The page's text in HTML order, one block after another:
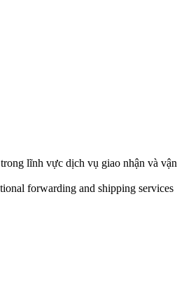
lĩnh vực dịch vụ giao nhận và vận
forwarding and shipping services